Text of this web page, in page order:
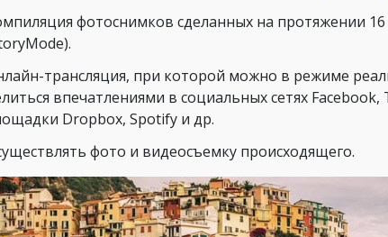
фотоснимков сделанных на протяжении
трансляция, при которой можно в режиме
впечатлениями в социальных сетях
Dropbox, Spotify и др.
фото и видеосъемку происходящего.